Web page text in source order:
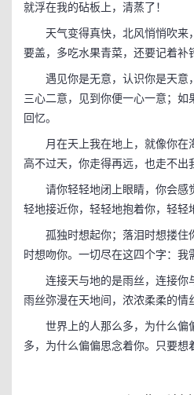
就浮在我的砧板上，清蒸了！
天气变得真快，北风悄悄吹来
要盖，多吃水果青菜，还要记着补
遇见你是无意，认识你是天意
三心二意，见到你便一心一意；如
回忆。
月在天上我在地上，就像你在
高不过天，你走得再远，也走不出
请你轻轻地闭上眼睛，你会感
轻地接近你，轻轻地抱着你，轻轻
孤独时想起你；落泪时想搂住
时想吻你。一切尽在这四个字：我
连接天与地的是雨丝，连接你
雨丝弥漫在天地间，浓浓柔柔的情
世界上的人那么多，为什么偏
多，为什么偏偏思念着你。只要想